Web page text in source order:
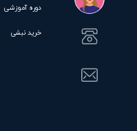
دوره آموزشی
خرید نبشی